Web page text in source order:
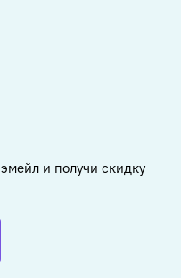
и получи скидку